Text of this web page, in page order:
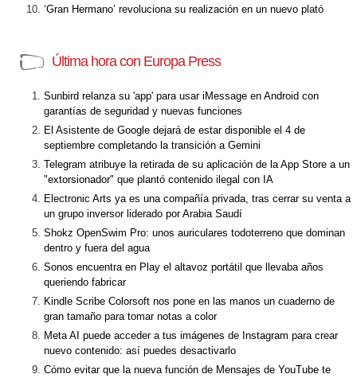
‘Gran Hermano’ revoluciona su realización en un nuevo plató
Última hora con Europa Press
Sunbird relanza su 'app' para usar iMessage en Android con
garantías de seguridad y nuevas funciones
El Asistente de Google dejará de estar disponible el 4 de
septiembre completando la transición a Gemini
Telegram atribuye la retirada de su aplicación de la App Store a un
"extorsionador" que plantó contenido ilegal con IA
Electronic Arts ya es una compañía privada, tras cerrar su venta a
un grupo inversor liderado por Arabia Saudí
Shokz OpenSwim Pro: unos auriculares todoterreno que dominan
dentro y fuera del agua
Sonos encuentra en Play el altavoz portátil que llevaba años
queriendo fabricar
Kindle Scribe Colorsoft nos pone en las manos un cuaderno de
gran tamaño para tomar notas a color
Meta AI puede acceder a tus imágenes de Instagram para crear
nuevo contenido: así puedes desactivarlo
Cómo evitar que la nueva función de Mensajes de YouTube te